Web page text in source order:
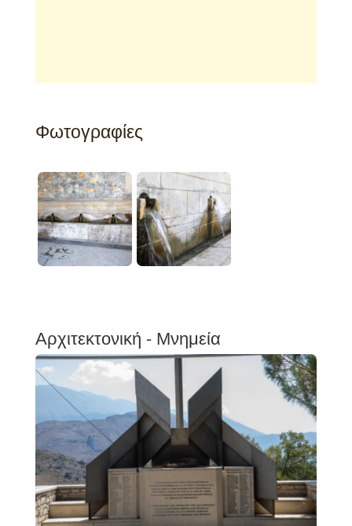
Φωτογραφίες
Αρχιτεκτονική - Μνημεία